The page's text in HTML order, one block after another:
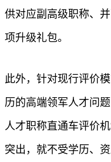
供对应副高级职称、
项升级礼包。
此外，针对现行评价
历的高端领军人才问
人才职称直通车评价
突出，就不受学历、